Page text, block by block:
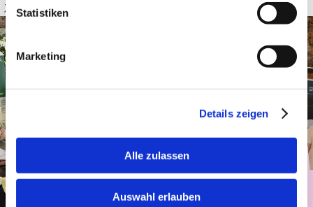
Statistiken
Marketing
Details zeigen
Alle zulassen
Auswahl erlauben